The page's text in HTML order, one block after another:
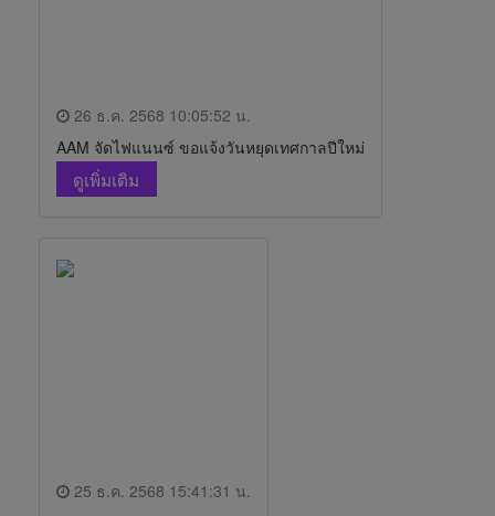
26 ธ.ค. 2568 10:05:52 น.
AAM จัดไฟแนนซ์ ขอแจ้งวันหยุดเทศกาลปีใหม่
ดูเพิ่มเติม
25 ธ.ค. 2568 15:41:31 น.